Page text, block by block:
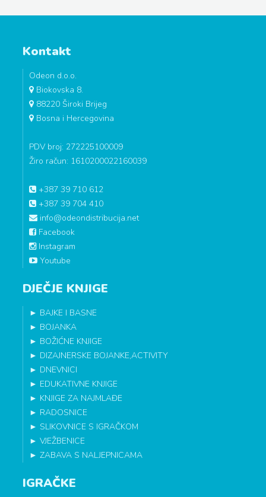
Kontakt
Odeon d.o.o.
Biokovska 8.
88220 Široki Brijeg
Bosna i Hercegovina
PDV broj: 272225100009
Žiro račun: 1610200022160039
+387 39 710 612
+387 39 704 410
info@odeondistribucija.net
Facebook
Instagram
Youtube
DJEČJE KNJIGE
► BAJKE I BASNE
► BOJANKA
► BOŽIĆNE KNJIGE
► DIZAJNERSKE BOJANKE,ACTIVITY
► DNEVNICI
► EDUKATIVNE KNJIGE
► KNJIGE ZA NAJMLAĐE
► RADOSNICE
►SLIKOVNICE S IGRAČKOM
►VJEŽBENICE
►ZABAVA S NALJEPNICAMA
IGRAČKE